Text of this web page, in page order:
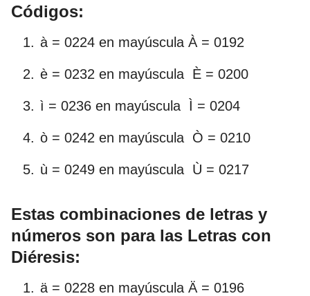
Códigos:
à = 0224 en mayúscula À = 0192
è = 0232 en mayúscula È = 0200
ì = 0236 en mayúscula Ì = 0204
ò = 0242 en mayúscula Ò = 0210
ù = 0249 en mayúscula Ù = 0217
Estas combinaciones de letras y
números son para las Letras con
Diéresis:
ä = 0228 en mayúscula Ä = 0196